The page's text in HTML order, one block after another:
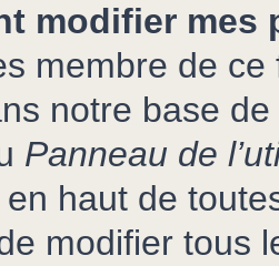
modifier mes
membre de
notre base
Panneau de
haut de
modifier tous